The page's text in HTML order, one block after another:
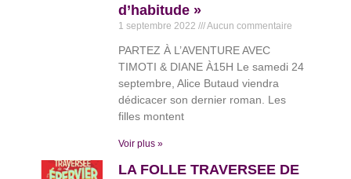
d’habitude »
1 septembre 2022 Aucun commentaire
PARTEZ À L’AVENTURE AVEC
TIMOTI & DIANE À15H Le samedi 24
septembre, Alice Butaud viendra
dédicacer son dernier roman. Les
filles montent
Voir plus »
LA FOLLE TRAVERSEE DE